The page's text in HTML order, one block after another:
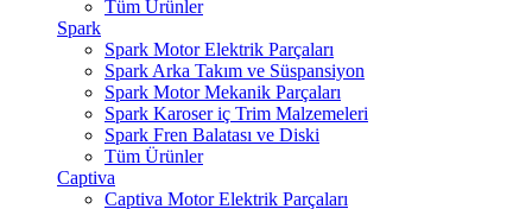
Tüm Ürünler
Spark
Spark Motor Elektrik Parçaları
Spark Arka Takım ve Süspansiyon
Spark Motor Mekanik Parçaları
Spark Karoser iç Trim Malzemeleri
Spark Fren Balatası ve Diski
Tüm Ürünler
Captiva
Captiva Motor Elektrik Parçaları